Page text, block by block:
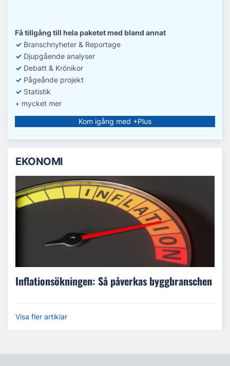
Få tillgång till hela paketet med bland annat
✓ Branschnyheter & Reportage
✓ Djupgående analyser
✓ Debatt & Krönikor
✓ Pågeånde projekt
✓ Statistik
+ mycket mer
Kom igång med +Plus
EKONOMI
Inflationsökningen: Så påverkas byggbranschen
Visa fler artiklar